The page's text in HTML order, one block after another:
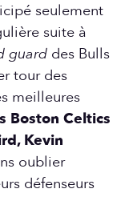
seulement
suite à
guard des Bulls
tour des
meilleures
Boston Celtics
Kevin
oublier
défenseurs